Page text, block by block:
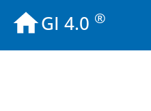
GI 4.0 ®